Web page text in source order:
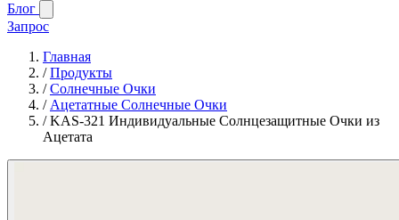
Блог
Запрос
Главная
/Продукты
/Солнечные Очки
/ Ацетатные Солнечные Очки
/KAS-321 Индивидуальные Солнцезащитные Очки из
Ацетата